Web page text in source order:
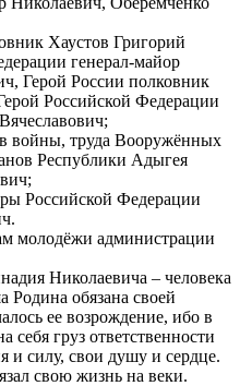
Хаустов Григорий
генерал-майор
Герой России полковник
Российской Федерации
войны, труда Вооружённых
Республики Адыгея
Российской Федерации
молодёжи администрации
Николаевича – человека
Родина обязана своей
ее возрождение, ибо в
себя груз ответственности
и силу, свои душу и сердце.
свою жизнь на веки.